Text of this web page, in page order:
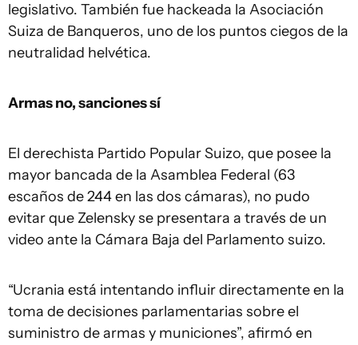
legislativo. También fue hackeada la Asociación
Suiza de Banqueros, uno de los puntos ciegos de la
neutralidad helvética.
Armas no, sanciones sí
El derechista Partido Popular Suizo, que posee la
mayor bancada de la Asamblea Federal (63
escaños de 244 en las dos cámaras), no pudo
evitar que Zelensky se presentara a través de un
video ante la Cámara Baja del Parlamento suizo.
“Ucrania está intentando influir directamente en la
toma de decisiones parlamentarias sobre el
suministro de armas y municiones”, afirmó en